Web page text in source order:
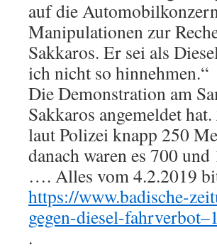
auf die
Manipulationen zur
Sakkaros. Er sei als
ich nicht so hinnehmen.“
Die Demonstration am
Sakkaros angemeldet
laut Polizei knapp 250
danach waren es 700
…. Alles vom 4.2.2019
https://www.badische-
gegen-diesel-
.